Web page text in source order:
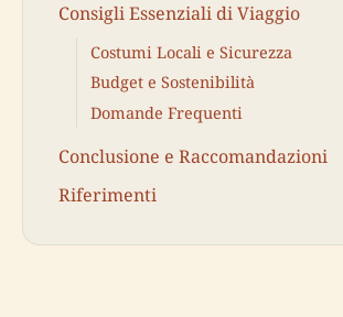
Consigli Essenziali di Viaggio
Costumi Locali e Sicurezza
Budget e Sostenibilità
Domande Frequenti
Conclusione e Raccomandazioni
Riferimenti